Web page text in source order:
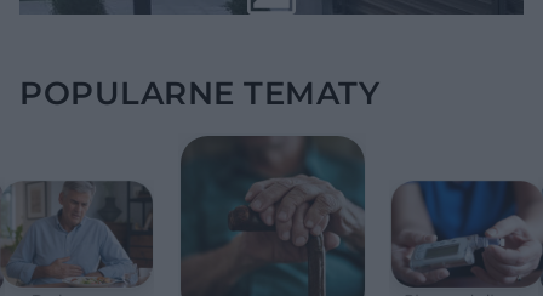
POPULARNE TEMATY